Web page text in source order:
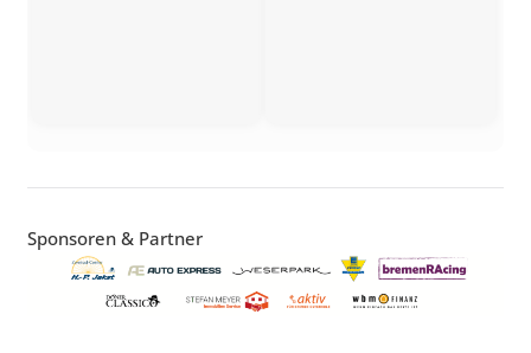
Sponsoren & Partner